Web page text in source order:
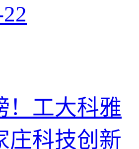
！工大科雅
庄科技创新